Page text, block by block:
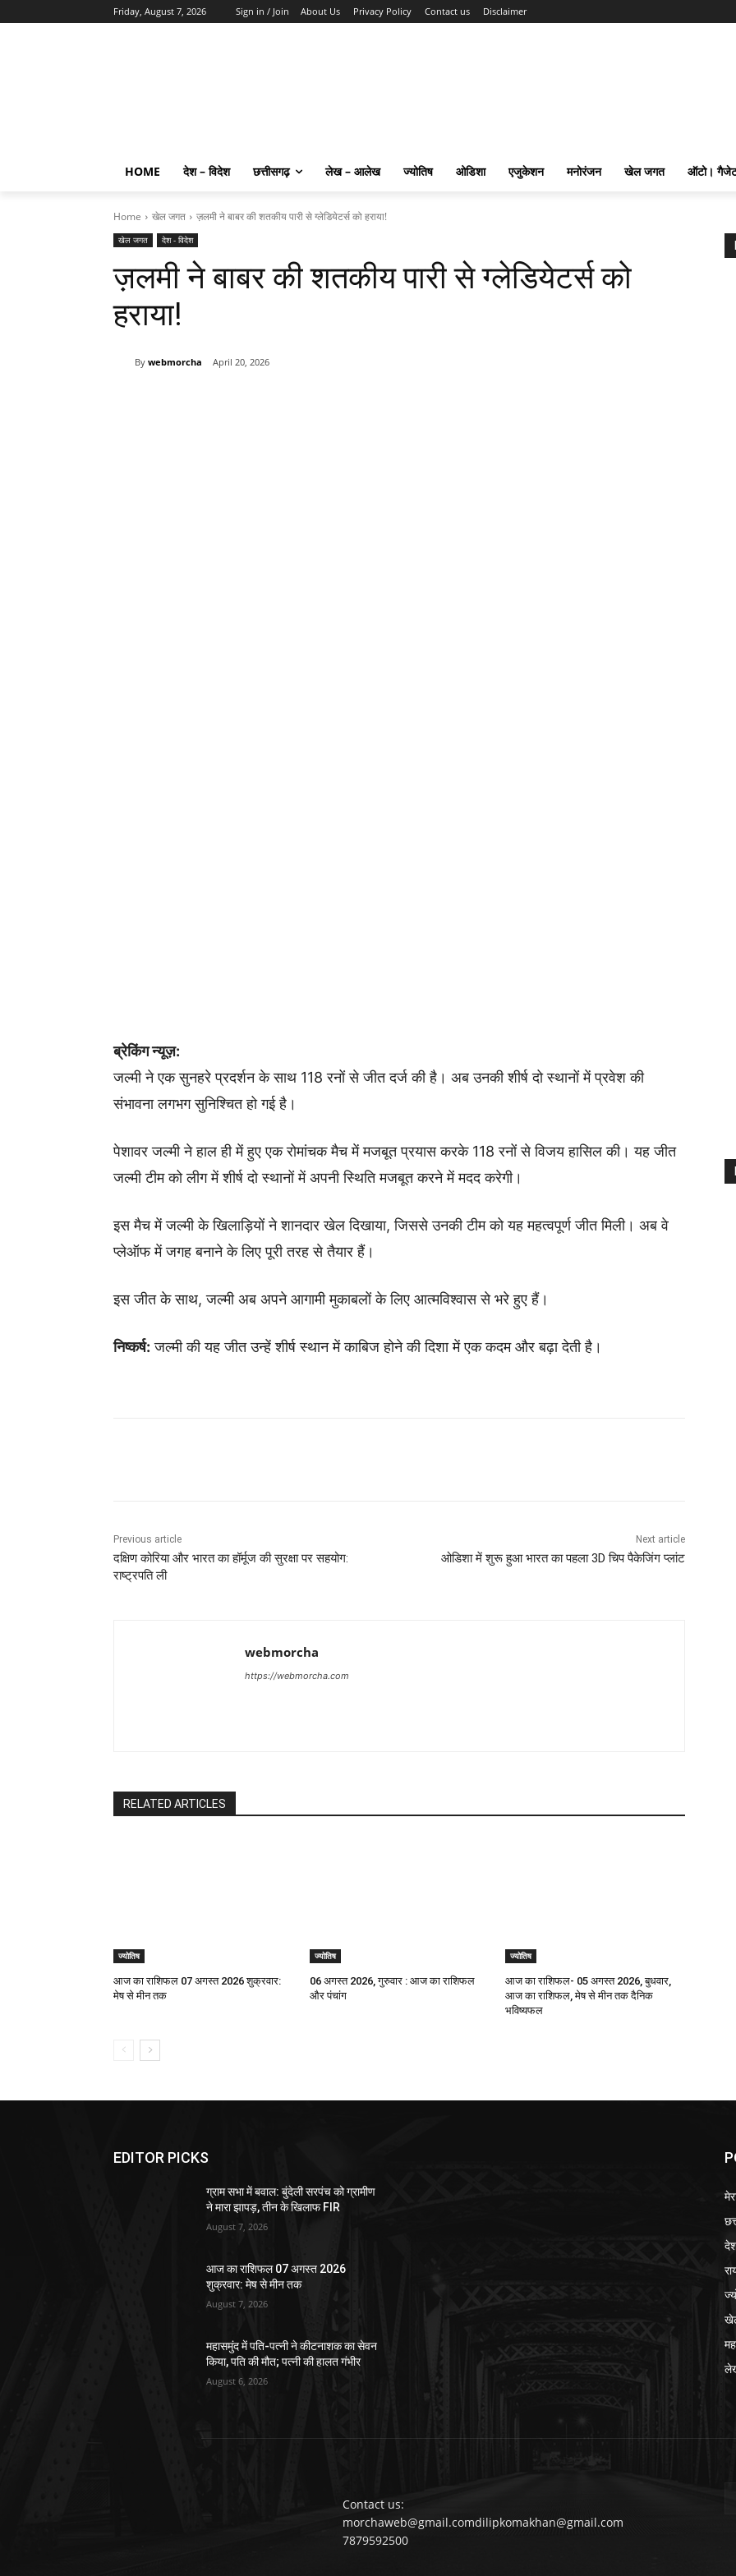
Friday, August 7, 2026 Sign in / Join About Us Privacy Policy Contact us Disclaimer
HOME देश – विदेश छत्तीसगढ़ लेख – आलेख ज्योतिष ओडिशा एजुकेशन मनोरंजन खेल जगत ऑटो।
Home खेल जगत ज़लमी ने बाबर की शतकीय पारी से ग्लेडियेटर्स को हराया!
खेल जगत देश - विदेश
ज़लमी ने बाबर की शतकीय पारी से ग्लेडियेटर्स को
हराया!
By webmorcha April 20, 2026
ब्रेकिंग न्यूज़:
जल्मी ने एक सुनहरे प्रदर्शन के साथ 118 रनों से जीत दर्ज की है। अब उनकी शीर्ष दो स्थानों में प्रवेश की
संभावना लगभग सुनिश्चित हो गई है।
पेशावर जल्मी ने हाल ही में हुए एक रोमांचक मैच में मजबूत प्रयास करके 118 रनों से विजय हासिल की। यह जीत
जल्मी टीम को लीग में शीर्ष दो स्थानों में अपनी स्थिति मजबूत करने में मदद करेगी।
इस मैच में जल्मी के खिलाड़ियों ने शानदार खेल दिखाया, जिससे उनकी टीम को यह महत्वपूर्ण जीत मिली। अब वे
प्लेऑफ में जगह बनाने के लिए पूरी तरह से तैयार हैं।
इस जीत के साथ, जल्मी अब अपने आगामी मुकाबलों के लिए आत्मविश्वास से भरे हुए हैं।
निष्कर्ष: जल्मी की यह जीत उन्हें शीर्ष स्थान में काबिज होने की दिशा में एक कदम और बढ़ा देती है।
Previous article
दक्षिण कोरिया और भारत का हॉर्मूज की सुरक्षा पर सहयोग:
राष्ट्रपति ली
Next article
ओडिशा में शुरू हुआ भारत का पहला 3D चिप पैकेजिंग प्लांट
webmorcha
https://webmorcha.com
RELATED ARTICLES
ज्योतिष
आज का राशिफल 07 अगस्त 2026 शुक्रवार:
मेष से मीन तक
ज्योतिष
06 अगस्त 2026, गुरुवार : आज का राशिफल
और पंचांग
ज्योतिष
आज का राशिफल- 05 अगस्त 2026, बुधवार,
आज का राशिफल, मेष से मीन तक दैनिक
भविष्यफल
EDITOR PICKS
ग्राम सभा में बवाल: बुंदेली सरपंच को ग्रामीण
ने मारा झापड़, तीन के खिलाफ FIR
August 7, 2026
आज का राशिफल 07 अगस्त 2026
शुक्रवार: मेष से मीन तक
August 7, 2026
महासमुंद में पति-पत्नी ने कीटनाशक का सेवन
किया, पति की मौत; पत्नी की हालत गंभीर
August 6, 2026
Contact us:
morchaweb@gmail.comdilipkomakhan@gmail.com
7879592500